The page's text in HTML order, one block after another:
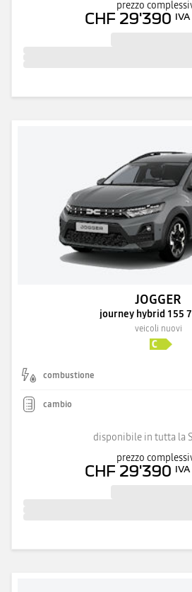
prezzo
CHF 29'390 IVA
JOGGER
journey hybrid 155
veicoli nuovi
combustione
cambio
disponibile in tutta la
prezzo
CHF 29'390 IVA